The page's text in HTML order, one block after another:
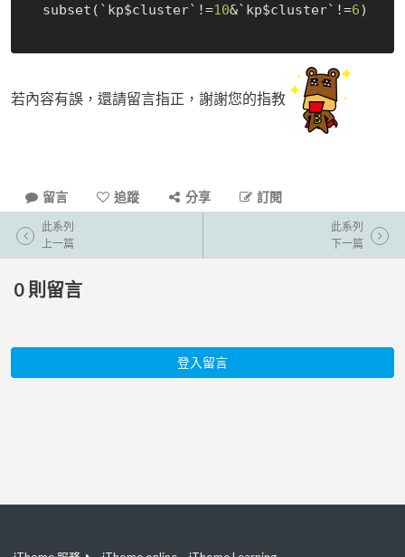
  subset(`kp$cluster`!=
10&`kp$cluster`!=6)
若內容有誤，還請留言指正，謝謝您的指教
留言 追蹤 分享 訂閱
此系列
上一篇
此系列
下一篇
0 則留言
登入留言